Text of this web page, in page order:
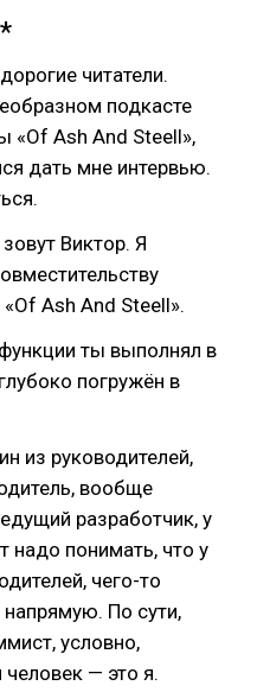
читатели.
подкасте
«Of Ash And Steell»,
дать мне интервью.
Виктор. Я
Ash And Steell».
ты выполнял в
погружён в
из руководителей,
вообще
разработчик, у
надо понимать, что у
чего-то
По сути,
условно,
человек — это я.